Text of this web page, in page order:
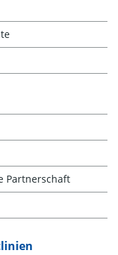
Partnerschaft